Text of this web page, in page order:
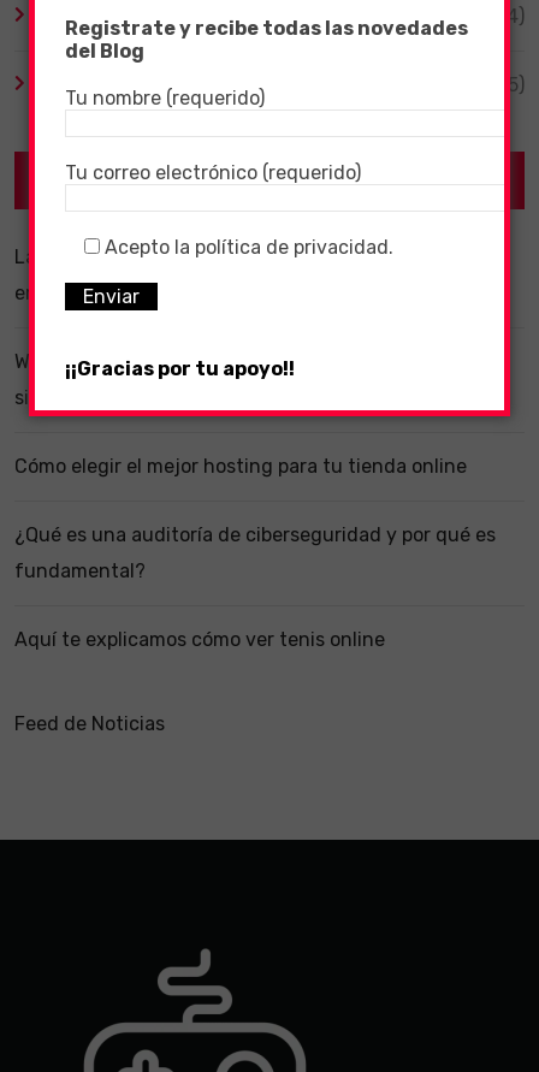
Videojuegos (204)
Virales (55)
Recent Posts
La importancia de un software ERP dentro de una
empresa
WhatsApp y la localización en segundo plano: ¿estás
siendo vigilado?
Cómo elegir el mejor hosting para tu tienda online
¿Qué es una auditoría de ciberseguridad y por qué es
fundamental?
Aquí te explicamos cómo ver tenis online
Feed de Noticias
Registrate y recibe todas las novedades
del Blog
Tu nombre (requerido)
Tu correo electrónico (requerido)
Acepto la política de privacidad.
¡¡Gracias por tu apoyo!!